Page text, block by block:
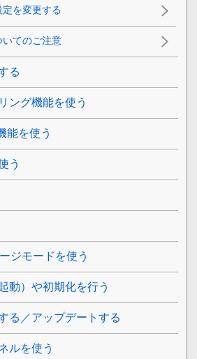
を変更する
てのご注意
る
ング機能を使う
能を使う
う
ジモードを使う
動）や初期化を行う
る／アップデートする
ルを使う